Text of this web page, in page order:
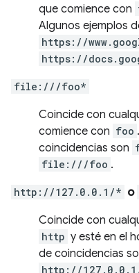
que comience con
Algunos ejemplos
https://
https://
file:///foo*
Coincide con
comience con foo
coincidencias son
file:///foo .
http://127.0.0.1/* o
Coincide con
http y esté en el
de coincidencias
http://